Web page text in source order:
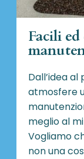
Facili
Dall’idea
atmosfere
meglio al
Vogliamo
non una